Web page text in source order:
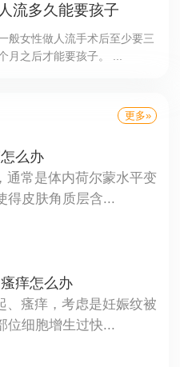
人流多久能要孩子
般女性做人流手术后至少要三
月之后才能要孩子。 ...
更多»
么办
通常是体内荷尔蒙水平变
得皮肤角质层含...
痒怎么办
、瘙痒，考虑是妊娠纹被
位细胞增生过快...